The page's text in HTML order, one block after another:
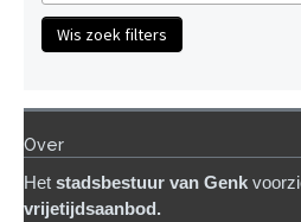
Wis zoek filters
Over
Het stadsbestuur van Genk
vrijetijdsaanbod.